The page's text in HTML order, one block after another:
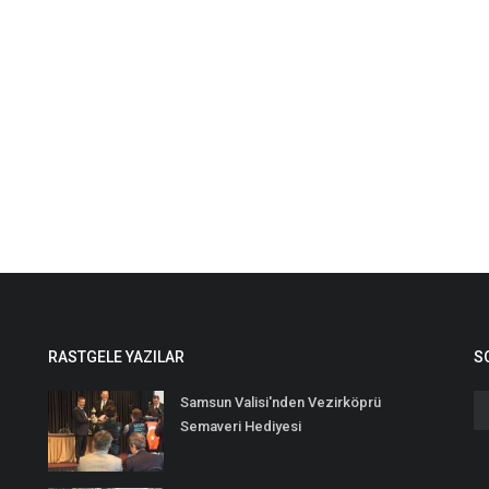
RASTGELE YAZILAR
Samsun Valisi'nden Vezirköprü
Semaveri Hediyesi